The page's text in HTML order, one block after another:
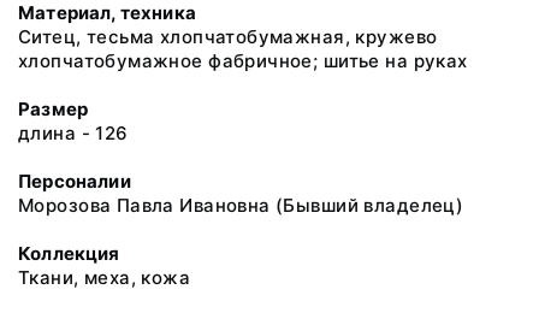
Материал, техника
Ситец, тесьма хлопчатобумажная, кружево
хлопчатобумажное фабричное; шитье на руках
Размер
длина - 126
Персоналии
Морозова Павла Ивановна (Бывший владелец)
Коллекция
Ткани, меха, кожа